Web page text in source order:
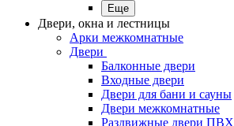
Еще
Двери, окна и лестницы
Арки межкомнатные
Двери
Балконные двери
Входные двери
Двери для бани и сауны
Двери межкомнатные
Раздвижные двери ПВХ